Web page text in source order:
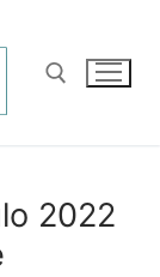
2022